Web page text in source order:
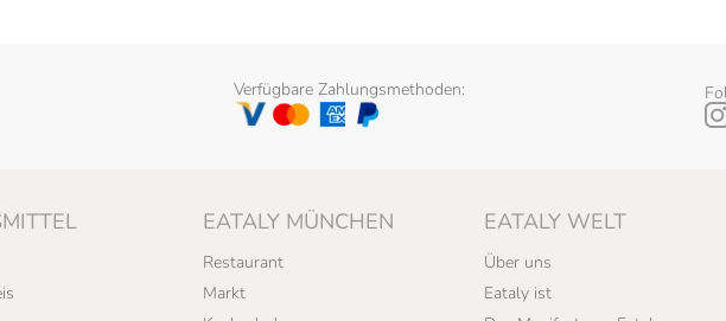
Verfügbare Zahlungsmethoden:
EATALY MÜNCHEN
Restaurant
Markt
EATALY WELT
Über uns
Eataly ist